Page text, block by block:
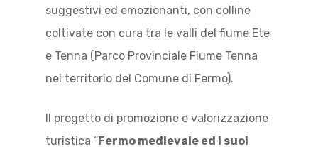
suggestivi ed emozionanti, con colline
coltivate con cura tra le valli del fiume Ete
e Tenna (Parco Provinciale Fiume Tenna
nel territorio del Comune di Fermo).
Il progetto di promozione e valorizzazione
turistica “Fermo medievale ed i suoi